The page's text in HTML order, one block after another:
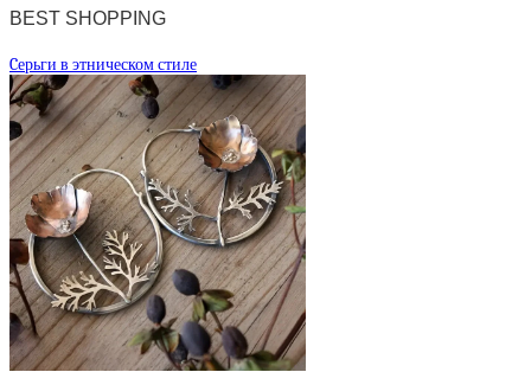
BEST SHOPPING
Cерьги в этническом стиле